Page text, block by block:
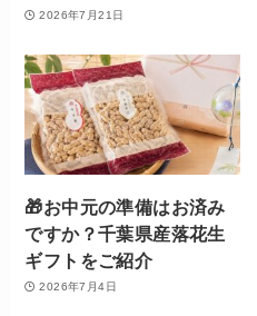
2026年7月21日
🎁お中元の準備はお済み
ですか？千葉県産落花生
ギフトをご紹介
2026年7月4日